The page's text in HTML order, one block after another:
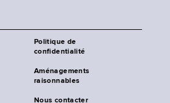
Politique de
confidentialité
Aménagements
raisonnables
Nous contacter